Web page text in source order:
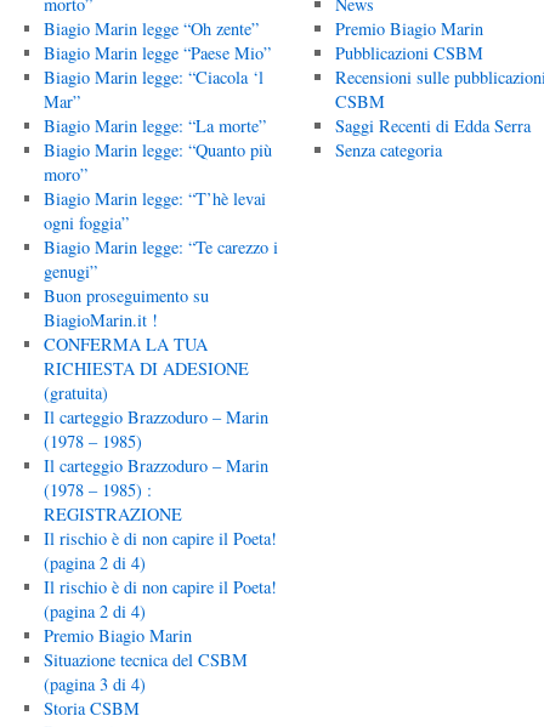
Biagio Marin legge “Oh zente”
Biagio Marin legge “Paese Mio”
Biagio Marin legge: “Ciacola ‘l
Mar”
Biagio Marin legge: “La morte”
Biagio Marin legge: “Quanto più
moro”
Biagio Marin legge: “T’hè levai
ogni foggia”
Biagio Marin legge: “Te carezzo i
genugi”
Buon proseguimento su
BiagioMarin.it !
CONFERMA LA TUA
RICHIESTA DI ADESIONE
(gratuita)
Il carteggio Brazzoduro – Marin
(1978 – 1985)
Il carteggio Brazzoduro – Marin
(1978 – 1985) :
REGISTRAZIONE
Il rischio è di non capire il Poeta!
(pagina 2 di 4)
Il rischio è di non capire il Poeta!
(pagina 2 di 4)
Premio Biagio Marin
Situazione tecnica del CSBM
(pagina 3 di 4)
Storia CSBM
Premio Biagio Marin
Pubblicazioni CSBM
Recensioni sulle
CSBM
Saggi Recenti di Edda Serra
Senza categoria